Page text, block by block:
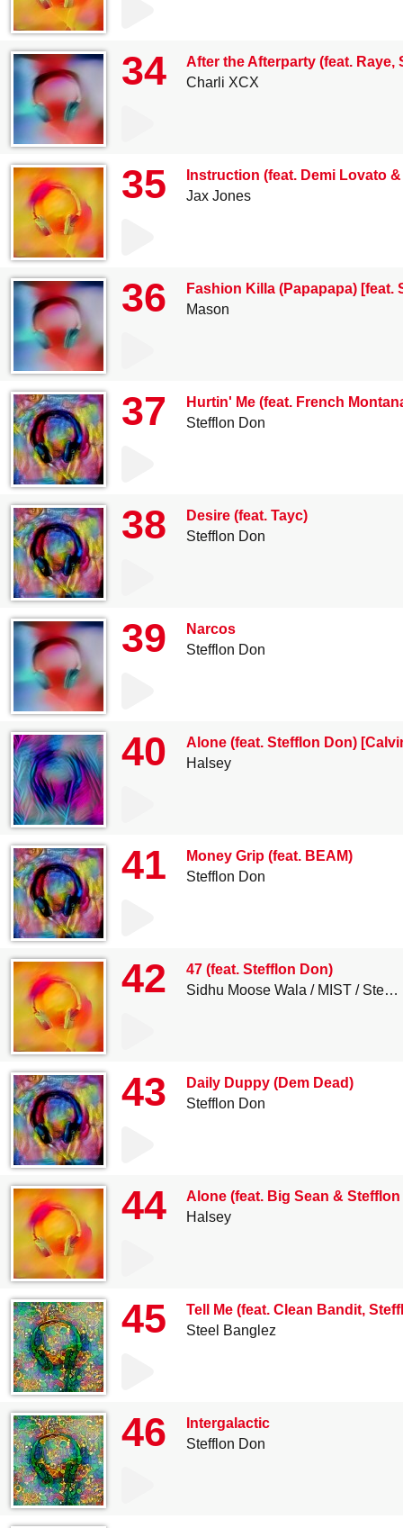
34
After the Afterparty (feat. Raye,
Charli XCX
35
Instruction (feat. Demi Lovato
Jax Jones
36
Fashion Killa (Papapapa) [feat.
Mason
37
Hurtin' Me (feat. French
Stefflon Don
38
Desire (feat. Tayc)
Stefflon Don
39
Narcos
Stefflon Don
40
Alone (feat. Stefflon Don)
Halsey
41
Money Grip (feat. BEAM)
Stefflon Don
42
47 (feat. Stefflon Don)
Sidhu Moose Wala
MIST Steel Banglez
43
Daily Duppy (Dem Dead)
Stefflon Don
44
Alone (feat. Big Sean &
Halsey
45
Tell Me (feat. Clean Bandit,
Steel Banglez
46
Intergalactic
Stefflon Don